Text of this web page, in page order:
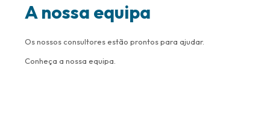
A nossa equipa
Os nossos consultores estão prontos para ajudar.
Conheça a nossa equipa.